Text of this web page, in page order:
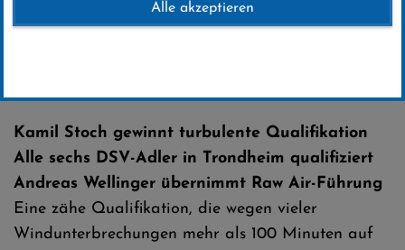
15 .März 2017
Kamil Stoch gewinnt turbulente Qualifikation
Alle sechs DSV-Adler in Trondheim qualifiziert
Andreas Wellinger übernimmt Raw Air-Führung
Eine zähe Qualifikation, die wegen vieler
Windunterbrechungen mehr als 100 Minuten auf
Alle akzeptieren